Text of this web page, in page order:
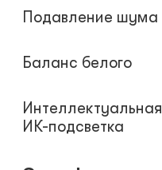
Подавление шума
Баланс белого
Интеллектуальная
ИК-подсветка